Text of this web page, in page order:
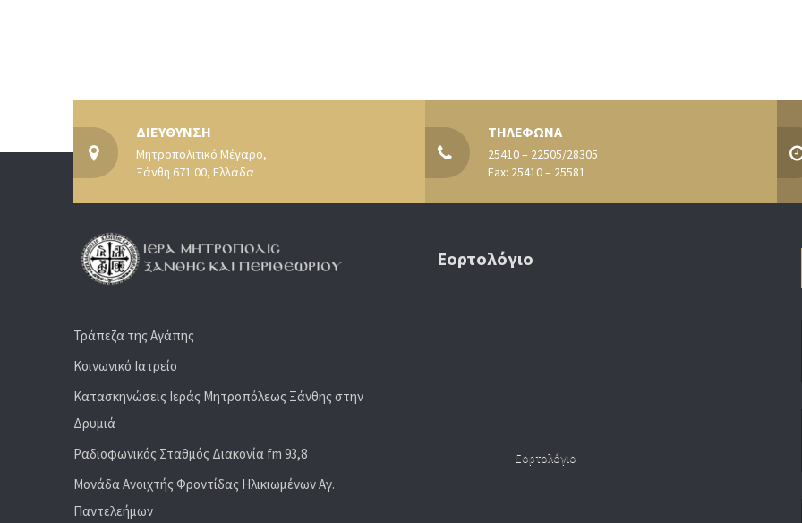
ΔΙΕΥΘΥΝΣΗ
Μητροπολιτικό Μέγαρο,
Ξάνθη 671 00, Ελλάδα
ΤΗΛΕΦΩΝΑ
25410 – 22505/28305
Fax: 25410 – 25581
Τράπεζα της Αγάπης
Κοινωνικό Ιατρείο
Κατασκηνώσεις Ιεράς Μητροπόλεως Ξάνθης στην
Δρυμιά
Ραδιoφωνικός Σταθμός Διακονία fm 93,8
Μονάδα Ανοιχτής Φροντίδας Ηλικιωμένων Αγ.
Παντελεήμων
Εορτολόγιο
Εορτολόγιο